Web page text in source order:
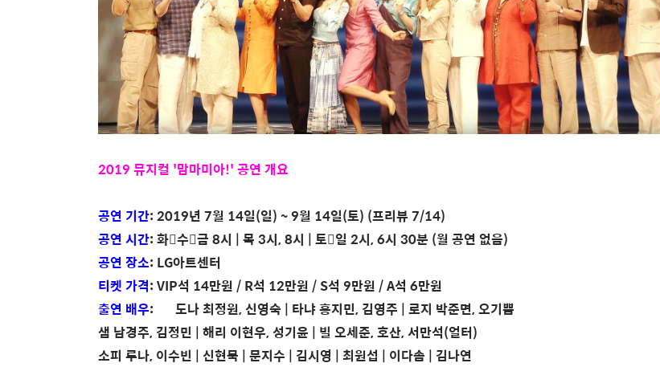
2019 뮤지컬 '맘마미아!' 공연 개요
공연 기간: 2019년 7월 14일(일) ~ 9월 14일(토) (프리뷰 7/14)
공연 시간: 화수금 8시 | 목 3시, 8시 | 토일 2시, 6시 30분 (월 공연 없음)
공연 장소: LG아트센터
티켓 가격: VIP석 14만원 / R석 12만원 / S석 9만원 / A석 6만원
출연 배우:
도나 최정원, 신영숙 | 타냐 홍지민, 김영주 | 로지 박준면, 오기쁨
샘 남경주, 김정민 | 해리 이현우, 성기윤 | 빌 오세준, 호산, 서만석(얼터)
소피 루나, 이수빈 | 신현묵 | 문지수 | 김시영 | 최원섭 | 이다솜 | 김나연